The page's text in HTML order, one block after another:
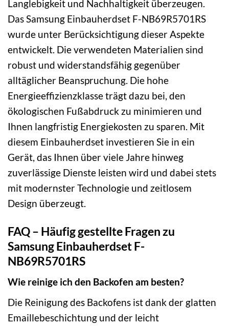
Langlebigkeit und Nachhaltigkeit überzeugen.
Das Samsung Einbauherdset F-NB69R5701RS
wurde unter Berücksichtigung dieser Aspekte
entwickelt. Die verwendeten Materialien sind
robust und widerstandsfähig gegenüber
alltäglicher Beanspruchung. Die hohe
Energieeffizienzklasse trägt dazu bei, den
ökologischen Fußabdruck zu minimieren und
Ihnen langfristig Energiekosten zu sparen. Mit
diesem Einbauherdset investieren Sie in ein
Gerät, das Ihnen über viele Jahre hinweg
zuverlässige Dienste leisten wird und dabei stets
mit modernster Technologie und zeitlosem
Design überzeugt.
FAQ – Häufig gestellte Fragen zu
Samsung Einbauherdset F-
NB69R5701RS
Wie reinige ich den Backofen am besten?
Die Reinigung des Backofens ist dank der glatten
Emaillebeschichtung und der leicht